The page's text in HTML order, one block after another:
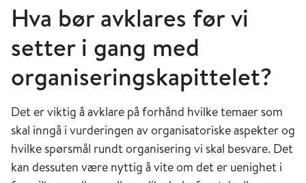
Hva bør avklares før vi
setter i gang med
organiseringskapittelet?
Det er viktig å avklare på forhånd hvilke temaer som
skal inngå i vurderingen av organisatoriske aspekter og
hvilke spørsmål rundt organisering vi skal besvare. Det
kan dessuten være nyttig å vite om det er uenighet i